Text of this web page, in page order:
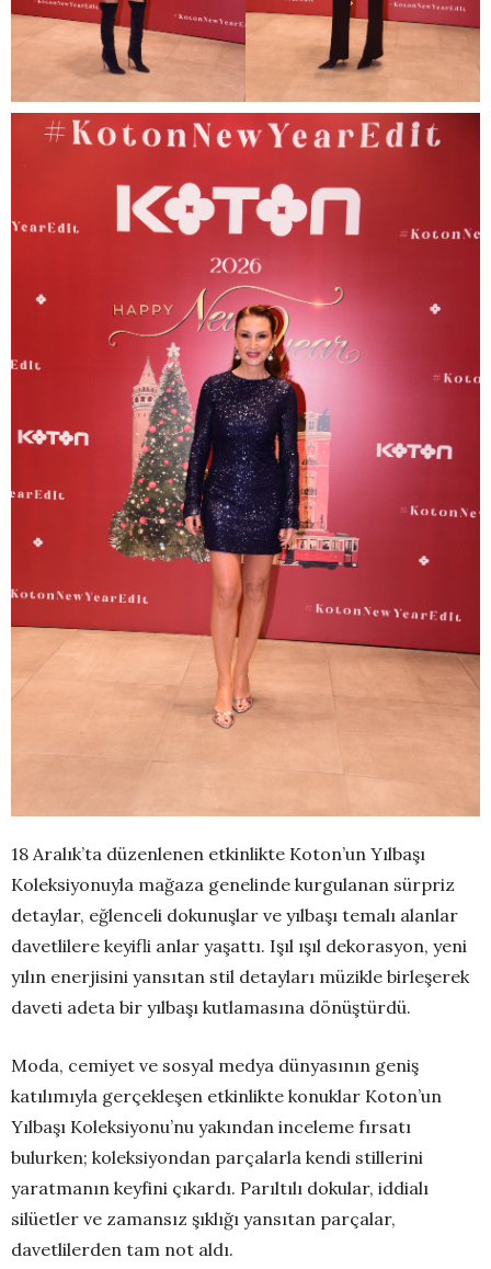
18 Aralık’ta düzenlenen etkinlikte Koton’un Yılbaşı
Koleksiyonuyla mağaza genelinde kurgulanan sürpriz
detaylar, eğlenceli dokunuşlar ve yılbaşı temalı alanlar
davetlilere keyifli anlar yaşattı. Işıl ışıl dekorasyon, yeni
yılın enerjisini yansıtan stil detayları müzikle birleşerek
daveti adeta bir yılbaşı kutlamasına dönüştürdü.
Moda, cemiyet ve sosyal medya dünyasının geniş
katılımıyla gerçekleşen etkinlikte konuklar Koton’un
Yılbaşı Koleksiyonu’nu yakından inceleme fırsatı
bulurken; koleksiyondan parçalarla kendi stillerini
yaratmanın keyfini çıkardı. Parıltılı dokular, iddialı
silüetler ve zamansız şıklığı yansıtan parçalar,
davetlilerden tam not aldı.